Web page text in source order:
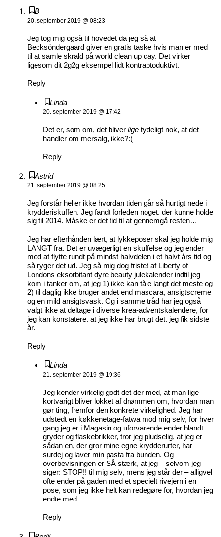
B
20. september 2019 @ 08:23
Jeg tog mig også til hovedet da jeg så at
Becksöndergaard giver en gratis taske hvis man er med
til at samle skrald på world clean up day. Det virker
ligesom dit 2g2g eksempel lidt kontraptoduktivt.
Reply
Linda
20. september 2019 @ 17:42
Det er, som om, det bliver ligetydeligt nok, at det
handler om mersalg, ikke?:(
Reply
Astrid
21. september 2019 @ 08:25
Jeg forstår heller ikke hvordan tiden går så hurtigt nede i
krydderiskuffen. Jeg fandt forleden noget, der kunne holde
sig til 2014. Måske er det tid til at gennemgå resten…
Jeg har efterhånden lært, at lykkeposer skal jeg holde mig
LANGT fra. Det er uvægerligt en skuffelse og jeg ender
med at flytte rundt på mindst halvdelen i et halvt års tid og
så ryger det ud. Jeg så mig dog fristet af Liberty of
Londons eksorbitant dyre beauty julekalender indtil jeg
kom i tanker om, at jeg 1) ikke kan tåle langt det meste og
2) til daglig ikke bruger andet end mascara, ansigtscreme
og en mild ansigtsvask. Og i samme tråd har jeg også
valgt ikke at deltage i diverse krea-adventskalendere, for
jeg kan konstatere, at jeg ikke har brugt det, jeg fik sidste
år.
Reply
Linda
21. september 2019 @ 19:36
Jeg kender virkelig godt det der med, at man lige
kortvarigt bliver lokket af drømmen om, hvordan man
gør ting, fremfor den konkrete virkelighed. Jeg har
udstedt en køkkenetage-fatwa mod mig selv, for hver
gang jeg er i Magasin og uforvarende ender blandt
gryder og flaskebrikker, tror jeg pludselig, at jeg er
sådan en, der gror mine egne krydderurter, har
surdej og laver min pasta fra bunden. Og
overbevisningen er SÅ stærk, at jeg – selvom jeg
siger: STOP!! til mig selv, mens jeg står der – alligvel
ofte ender på gaden med et specielt rivejern i en
pose, som jeg ikke helt kan redegøre for, hvordan jeg
endte med.
Reply